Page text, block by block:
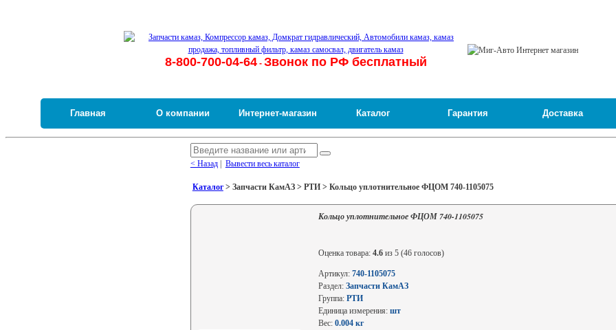
8-800-700-04-64- Звонок по РФ бесплатный
Главная О компании Интернет-магазин Каталог Гарантия Доставка
< Назад| Вывести весь каталог
Каталог> Запчасти КамАЗ > РТИ > Кольцо уплотнительное ФЦОМ 740-1105075
Кольцо уплотнительное ФЦОМ 740-1105075
Оценка товара: 4.6из 5 (46 голосов)
Артикул: 740-1105075
Раздел: Запчасти КамАЗ
Группа: РТИ
Единица измерения: шт
Вес: 0.004 кг